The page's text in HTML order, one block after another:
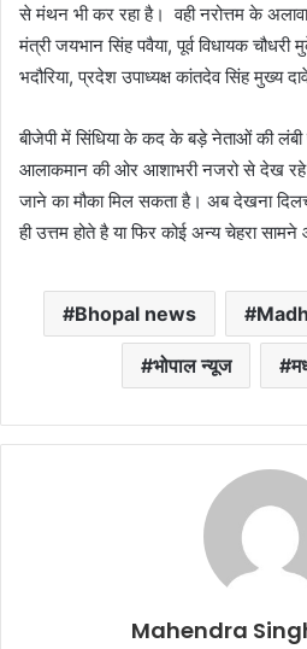
से मंथन भी कर रहा है। वही नरोत्तम के अलावा
मंत्री जयभान सिंह पवैया, पूर्व विधायक चौधरी
भदौरिया, प्रदेश उपाध्यक्ष कांतदेव सिंह मुख्य
बीजेपी में सिंधिया के कद के बड़े नेताओं की
आलाकमान की ओर आशाभरी नजरो से देख रहे
जाने का मौका मिल सकता है। अब देखना
ही उत्तम होते है या फिर कोई अन्य चेहरा सामने
Bhopal news
भोपाल न्यूज
Mahendra